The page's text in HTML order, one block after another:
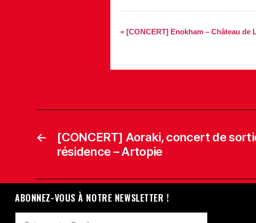
« [CONCERT] Enokham – Château de
←
[CONCERT] Aoraki, concert de
résidence – Artopie
ABONNEZ-VOUS À NOTRE NEWSLETTER !